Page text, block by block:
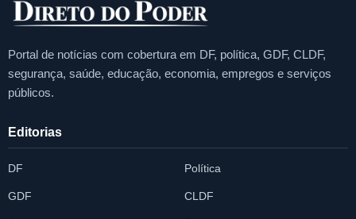
Portal de notícias com cobertura em DF, política, GDF, CLDF,
segurança, saúde, educação, economia, empregos e serviços
públicos.
Editorias
DF Política
GDF CLDF